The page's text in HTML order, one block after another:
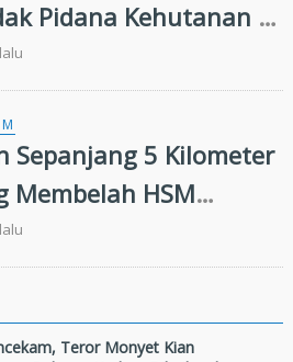
Pidana Kehutanan di
Kiri, Polisi Temukan
Butir Ekstasi
Sepanjang 5 Kilometer
Membelah HSM
Baling Diduga
Residivis
Hutan
Teror Monyet Kian